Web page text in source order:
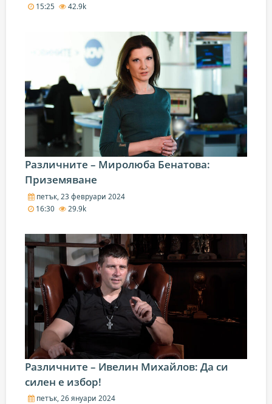
15:25
42.9k
Различните – Миролюба Бенатова:
Приземяване
петък, 23 февруари 2024
16:30
29.9k
Различните – Ивелин Михайлов: Да си
силен е избор!
петък, 26 януари 2024